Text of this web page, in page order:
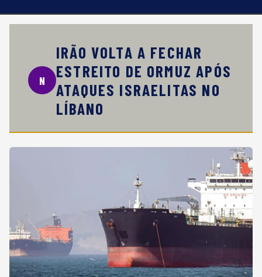
⚲
N
IRÃO VOLTA A FECHAR
ESTREITO DE ORMUZ APÓS
ATAQUES ISRAELITAS NO
LÍBANO